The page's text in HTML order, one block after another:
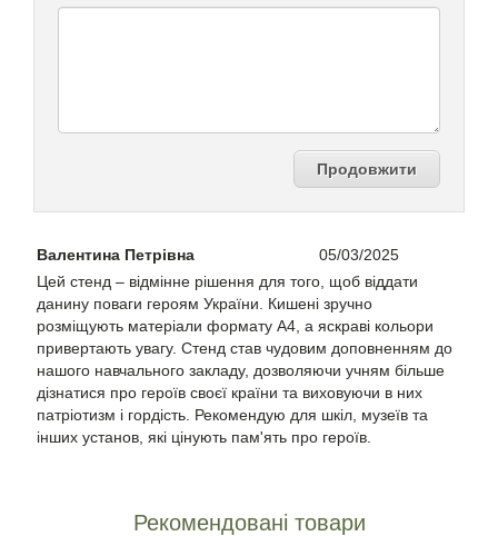
Продовжити
Валентина Петрівна
05/03/2025
Цей стенд – відмінне рішення для того, щоб віддати
данину поваги героям України. Кишені зручно
розміщують матеріали формату А4, а яскраві кольори
привертають увагу. Стенд став чудовим доповненням до
нашого навчального закладу, дозволяючи учням більше
дізнатися про героїв своєї країни та виховуючи в них
патріотизм і гордість. Рекомендую для шкіл, музеїв та
інших установ, які цінують пам'ять про героїв.
Рекомендовані товари